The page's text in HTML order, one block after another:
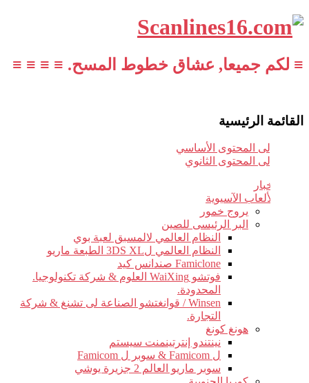
≡ لكم جميعا, عشاق خطوط المسح. ≡ ≡ ≡ ≡
القائمة الرئيسية
تخطي إلى المحتوى الأساسي
تخطي إلى المحتوى الثانوي
أخبار
الألعاب الآسيوية
يروج خمور
البر الرئيسى للصين
النظام العالمي لالمسبق لعبة بوي
النظام العالمي ل3DS XL الطبعة ماريو
Famiclone صندانس كيد
فوتشو WaiXing العلوم & شركة تكنولوجيا.
المحدودة.
Winsen / قوانغتشو الصناعة لى تشنغ & شركة
التجارة.
هونغ كونغ
نينتندو إنترتينمنت سيستم
ل Famicom & سوبر ل Famicom
سوبر ماريو العالم 2 جزيرة يوشي